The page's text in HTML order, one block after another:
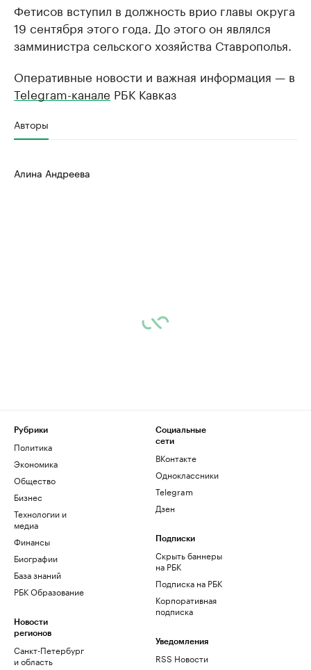
Фетисов вступил в должность врио главы округа
19 сентября этого года. До этого он являлся
замминистра сельского хозяйства Ставрополья.
Оперативные новости и важная информация — в
Telegram-канале РБК Кавказ
Авторы
Алина Андреева
Рубрики
Политика
Экономика
Общество
Бизнес
Технологии и
медиа
Финансы
Биографии
База знаний
РБК Образование
Новости
регионов
Санкт-Петербург
и область
Социальные
сети
ВКонтакте
Одноклассники
Telegram
Дзен
Подписки
Скрыть баннеры
на РБК
Подписка на РБК
Корпоративная
подписка
Уведомления
RSS Новости